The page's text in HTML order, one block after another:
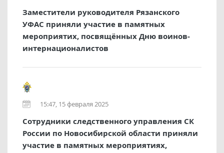
Заместители руководителя Рязанского
УФАС приняли участие в памятных
мероприятих, посвящённых Дню воинов-
интернационалистов
15:47, 15 февраля 2025
Сотрудники следственного управления СК
России по Новосибирской области приняли
участие в памятных мероприятиях,